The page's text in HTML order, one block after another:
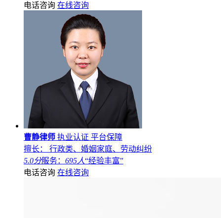
电话咨询 在线咨询
曹静律师 执业认证 平台保障
擅长： 行政类、婚姻家庭、劳动纠纷
5.0分服务： 695人“经验丰富”
电话咨询 在线咨询